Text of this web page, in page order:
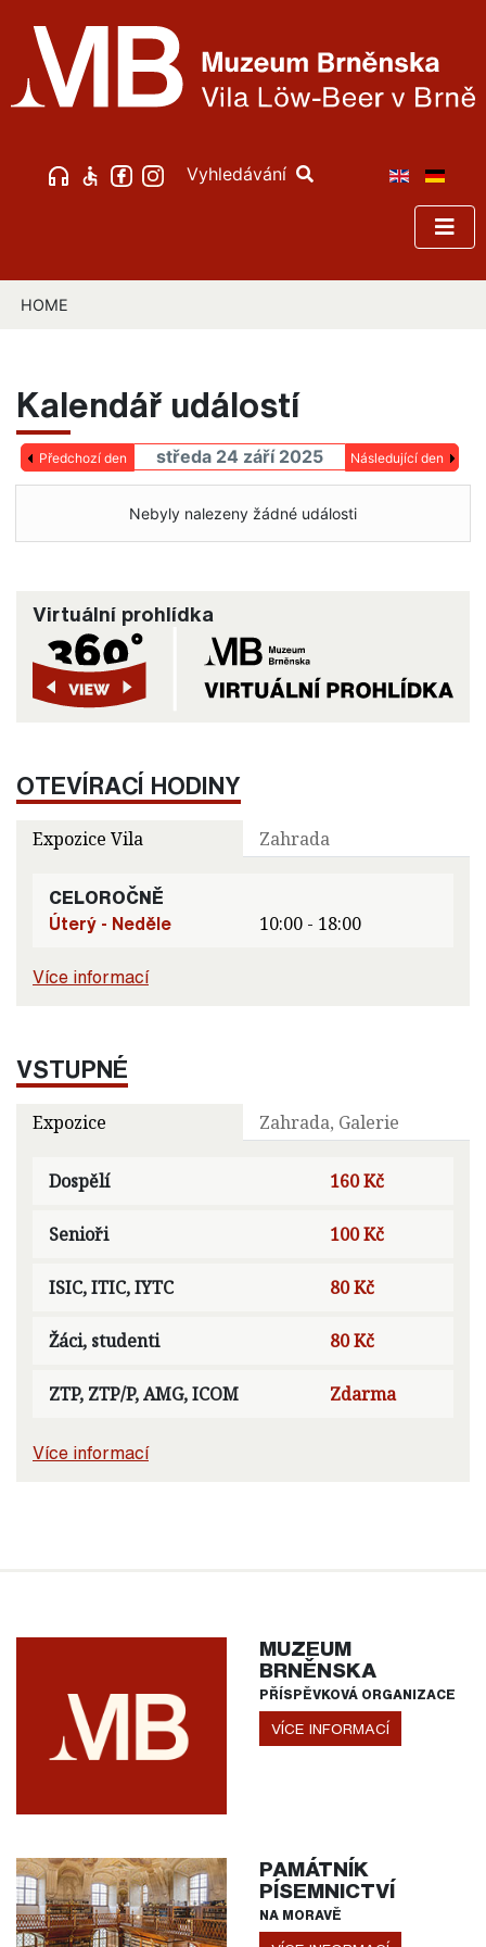
Vyhledávání
HOME
Kalendář událostí
Předchozí den středa 24 září 2025 Následující den
Nebyly nalezeny žádné události
Virtuální prohlídka
OTEVÍRACÍ HODINY
Expozice Vila Zahrada
CELOROČNĚ
Úterý - Neděle
10:00 - 18:00
Více informací
VSTUPNÉ
Expozice Zahrada, Galerie
Dospělí 160 Kč
Senioři 100 Kč
ISIC, ITIC, IYTC 80 Kč
Žáci, studenti 80 Kč
ZTP, ZTP/P, AMG, ICOM Zdarma
Více informací
MUZEUM
BRNĚNSKA
PŘÍSPĚVKOVÁ ORGANIZACE
VÍCE INFORMACÍ
PAMÁTNÍK
PÍSEMNICTVÍ
NA MORAVĚ